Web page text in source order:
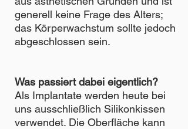
generell keine Frage des Alters;
das Körperwachstum sollte jedoch
abgeschlossen sein.
Was passiert dabei eigentlich?
Als Implantate werden heute bei
uns ausschließlich Silikonkissen
verwendet. Die Oberfläche kann